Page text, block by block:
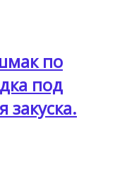
по
под
закуска.